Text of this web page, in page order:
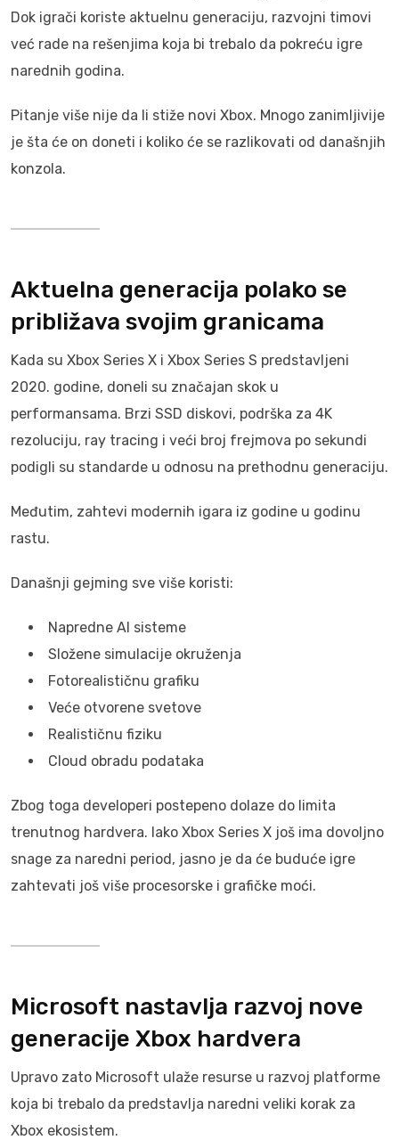
Dok igrači koriste aktuelnu generaciju, razvojni timovi
već rade na rešenjima koja bi trebalo da pokreću igre
narednih godina.
Pitanje više nije da li stiže novi Xbox. Mnogo zanimljivije
je šta će on doneti i koliko će se razlikovati od današnjih
konzola.
Aktuelna generacija polako se
približava svojim granicama
Kada su Xbox Series X i Xbox Series S predstavljeni
2020. godine, doneli su značajan skok u
performansama. Brzi SSD diskovi, podrška za 4K
rezoluciju, ray tracing i veći broj frejmova po sekundi
podigli su standarde u odnosu na prethodnu generaciju.
Međutim, zahtevi modernih igara iz godine u godinu
rastu.
Današnji gejming sve više koristi:
Napredne AI sisteme
Složene simulacije okruženja
Fotorealističnu grafiku
Veće otvorene svetove
Realističnu fiziku
Cloud obradu podataka
Zbog toga developeri postepeno dolaze do limita
trenutnog hardvera. Iako Xbox Series X još ima dovoljno
snage za naredni period, jasno je da će buduće igre
zahtevati još više procesorske i grafičke moći.
Microsoft nastavlja razvoj nove
generacije Xbox hardvera
Upravo zato Microsoft ulaže resurse u razvoj platforme
koja bi trebalo da predstavlja naredni veliki korak za
Xbox ekosistem.